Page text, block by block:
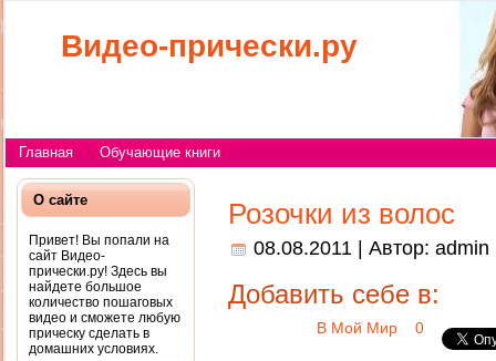
Видео-прически.ру
Главная Обучающие книги
О сайте
Привет! Вы попали на
сайт Видео-
прически.ру! Здесь вы
найдете большое
количество пошаговых
видео и сможете любую
прическу сделать в
домашних условиях.
Розочки из волос
08.08.2011 | Автор: admin
Добавить себе в:
В Мой Мир 0